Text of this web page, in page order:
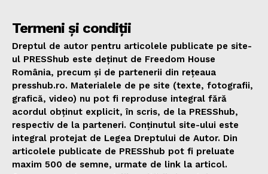
Termeni și condiții
Dreptul de autor pentru articolele publicate pe site-
ul PRESShub este deținut de Freedom House
România, precum și de partenerii din rețeaua
presshub.ro. Materialele de pe site (texte, fotografii,
grafică, video) nu pot fi reproduse integral fără
acordul obținut explicit, în scris, de la PRESShub,
respectiv de la parteneri. Conținutul site-ului este
integral protejat de Legea Dreptului de Autor. Din
articolele publicate de PRESShub pot fi preluate
maxim 500 de semne, urmate de link la articol.